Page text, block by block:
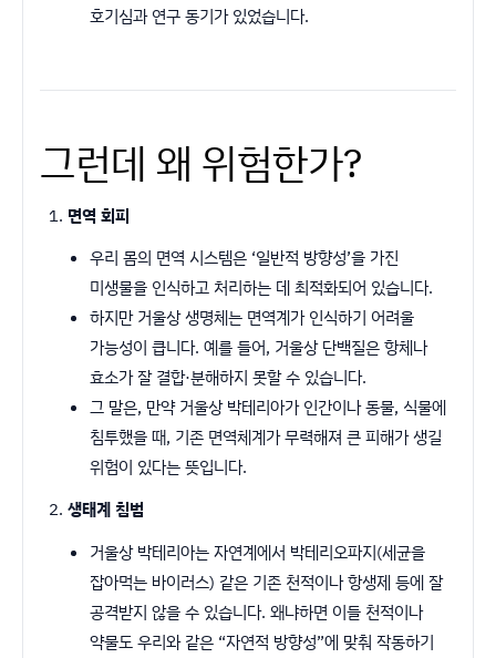
호기심과 연구 동기가 있었습니다.
그런데 왜 위험한가?
면역 회피
우리 몸의 면역 시스템은 ‘일반적 방향성’을 가진
미생물을 인식하고 처리하는 데 최적화되어 있습니다.
하지만 거울상 생명체는 면역계가 인식하기 어려울
가능성이 큽니다. 예를 들어, 거울상 단백질은 항체나
효소가 잘 결합·분해하지 못할 수 있습니다.
그 말은, 만약 거울상 박테리아가 인간이나 동물, 식물에
침투했을 때, 기존 면역체계가 무력해져 큰 피해가 생길
위험이 있다는 뜻입니다.
생태계 침범
거울상 박테리아는 자연계에서 박테리오파지(세균을
잡아먹는 바이러스) 같은 기존 천적이나 항생제 등에 잘
공격받지 않을 수 있습니다. 왜냐하면 이들 천적이나
약물도 우리와 같은 “자연적 방향성”에 맞춰 작동하기